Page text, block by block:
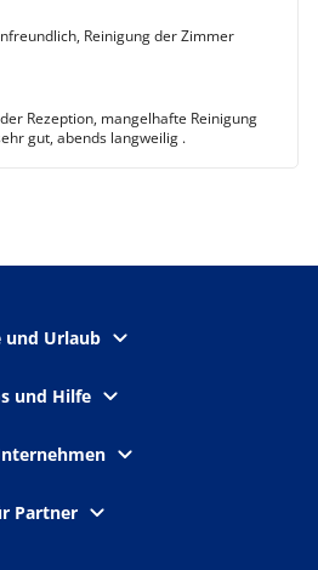
Reinigung der Zimmer
Rezeption, mangelhafte Reinigung
gut, abends langweilig .
und Urlaub
und Hilfe
Partner